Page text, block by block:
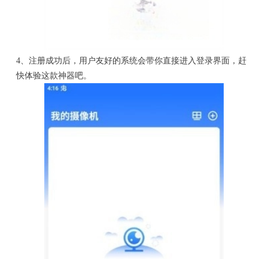
4、注册成功后，用户友好的系统会带你直接进入登录界面，赶
快体验这款神器吧。